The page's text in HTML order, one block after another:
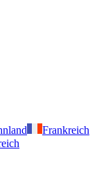
Frankreich